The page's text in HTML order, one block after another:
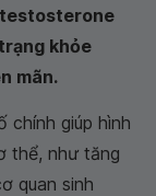
testosterone
khỏe
mãn.
chính giúp hình
thể, như tăng
quan sinh